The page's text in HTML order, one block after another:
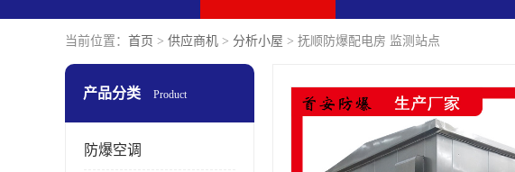
当前位置： 首页 > 供应商机 > 分析小屋 > 抚顺防爆配电房 监测站点
产品分类 Product
防爆空调